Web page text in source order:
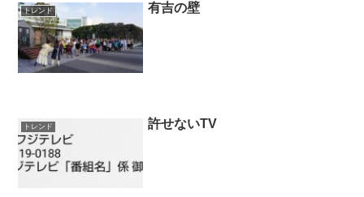
トレンド 有吉の壁
トレンド 許せないTV